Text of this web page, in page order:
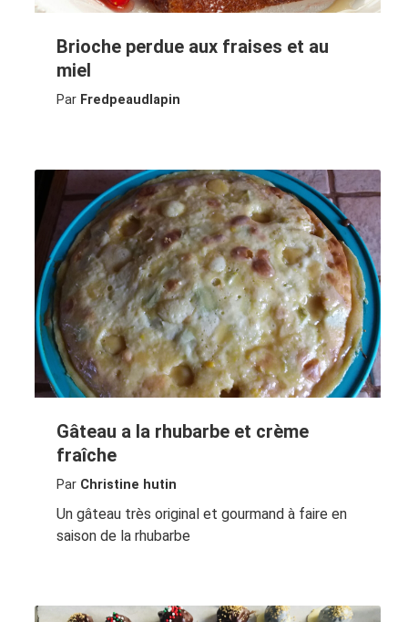
Brioche perdue aux fraises et au
miel
Par Fredpeaudlapin
Gâteau a la rhubarbe et crème
fraîche
Par Christine hutin
Un gâteau très original et gourmand à faire en
saison de la rhubarbe